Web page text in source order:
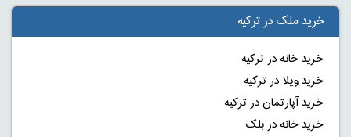
خرید ملک در ترکیه
خرید خانه در ترکیه
خرید ویلا در ترکیه
خرید آپارتمان در ترکیه
خرید خانه در بلک